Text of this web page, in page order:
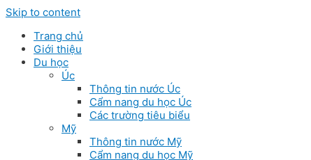
Skip to content
Trang chủ
Giới thiệu
Du học
Úc
Thông tin nước Úc
Cẩm nang du học Úc
Các trường tiêu biểu
Mỹ
Thông tin nước Mỹ
Cẩm nang du học Mỹ